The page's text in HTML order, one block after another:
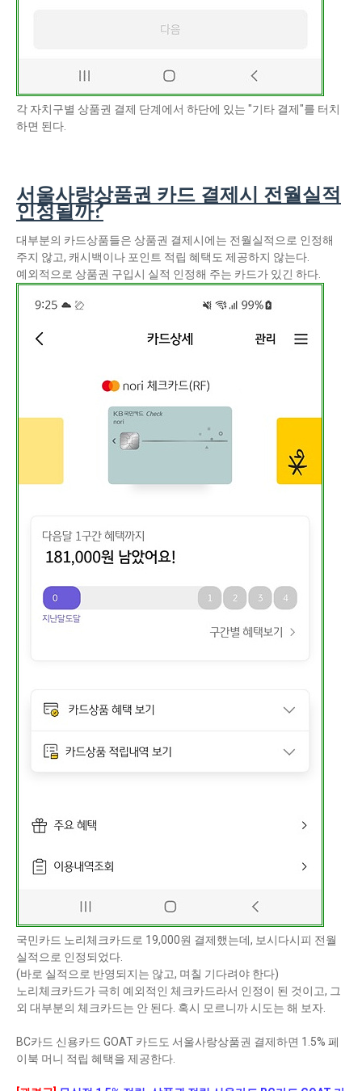
각 자치구별 상품권 결제 단계에서 하단에 있는 "기타 결제"를 터치
하면 된다.
서울사랑상품권 카드 결제시 전월실적
인정될까?
대부분의 카드상품들은 상품권 결제시에는 전월실적으로 인정해
주지 않고, 캐시백이나 포인트 적립 혜택도 제공하지 않는다.
예외적으로 상품권 구입시 실적 인정해 주는 카드가 있긴 하다.
국민카드 노리체크카드로 19,000원 결제했는데, 보시다시피 전월
실적으로 인정되었다.
(바로 실적으로 반영되지는 않고, 며칠 기다려야 한다)
노리체크카드가 극히 예외적인 체크카드라서 인정이 된 것이고, 그
외 대부분의 체크카드는 안 된다. 혹시 모르니까 시도는 해 보자.
BC카드 신용카드 GOAT 카드도 서울사랑상품권 결제하면 1.5% 페
이북 머니 적립 혜택을 제공한다.